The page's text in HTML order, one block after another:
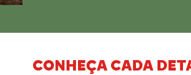
CONHEÇA CADA